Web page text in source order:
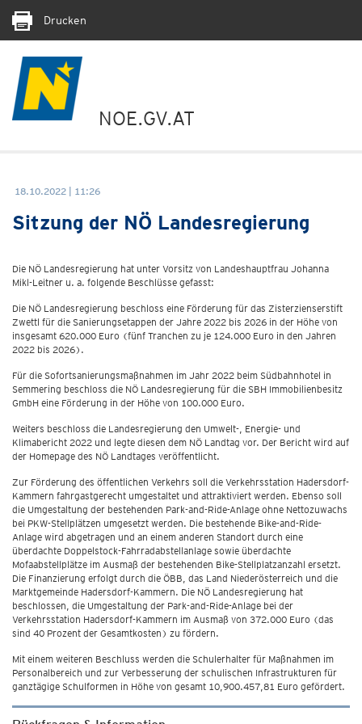
Drucken
NOE.GV.AT
18.10.2022 | 11:26
Sitzung der NÖ Landesregierung
Die NÖ Landesregierung hat unter Vorsitz von Landeshauptfrau Johanna
Mikl-Leitner u. a. folgende Beschlüsse gefasst:
Die NÖ Landesregierung beschloss eine Förderung für das Zisterzienserstift
Zwettl für die Sanierungsetappen der Jahre 2022 bis 2026 in der Höhe von
insgesamt 620.000 Euro (fünf Tranchen zu je 124.000 Euro in den Jahren
2022 bis 2026).
Für die Sofortsanierungsmaßnahmen im Jahr 2022 beim Südbahnhotel in
Semmering beschloss die NÖ Landesregierung für die SBH Immobilienbesitz
GmbH eine Förderung in der Höhe von 100.000 Euro.
Weiters beschloss die Landesregierung den Umwelt-, Energie- und
Klimabericht 2022 und legte diesen dem NÖ Landtag vor. Der Bericht wird auf
der Homepage des NÖ Landtages veröffentlicht.
Zur Förderung des öffentlichen Verkehrs soll die Verkehrsstation Hadersdorf-
Kammern fahrgastgerecht umgestaltet und attraktiviert werden. Ebenso soll
die Umgestaltung der bestehenden Park-and-Ride-Anlage ohne Nettozuwachs
bei PKW-Stellplätzen umgesetzt werden. Die bestehende Bike-and-Ride-
Anlage wird abgetragen und an einem anderen Standort durch eine
überdachte Doppelstock-Fahrradabstellanlage sowie überdachte
Mofaabstellplätze im Ausmaß der bestehenden Bike-Stellplatzanzahl ersetzt.
Die Finanzierung erfolgt durch die ÖBB, das Land Niederösterreich und die
Marktgemeinde Hadersdorf-Kammern. Die NÖ Landesregierung hat
beschlossen, die Umgestaltung der Park-and-Ride-Anlage bei der
Verkehrsstation Hadersdorf-Kammern im Ausmaß von 372.000 Euro (das
sind 40 Prozent der Gesamtkosten) zu fördern.
Mit einem weiteren Beschluss werden die Schulerhalter für Maßnahmen im
Personalbereich und zur Verbesserung der schulischen Infrastrukturen für
ganztägige Schulformen in Höhe von gesamt 10,900.457,81 Euro gefördert.